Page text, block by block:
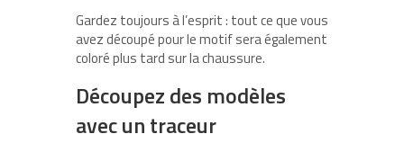
Gardez toujours à l’esprit : tout ce que vous
avez découpé pour le motif sera également
coloré plus tard sur la chaussure.
Découpez des modèles
avec un traceur